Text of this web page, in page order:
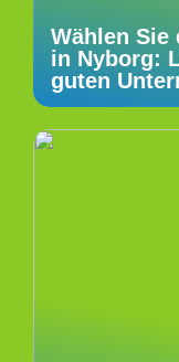
Wählen
in Nyborg:
guten